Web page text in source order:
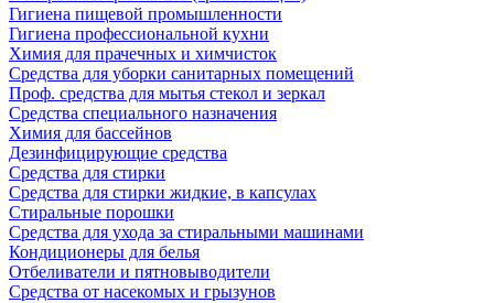
Гигиена пищевой промышленности
Гигиена профессиональной кухни
Химия для прачечных и химчисток
Средства для уборки санитарных помещений
Проф. средства для мытья стекол и зеркал
Средства специального назначения
Химия для бассейнов
Дезинфицирующие средства
Средства для стирки
Средства для стирки жидкие, в капсулах
Стиральные порошки
Средства для ухода за стиральными машинами
Кондиционеры для белья
Отбеливатели и пятновыводители
Средства от насекомых и грызунов